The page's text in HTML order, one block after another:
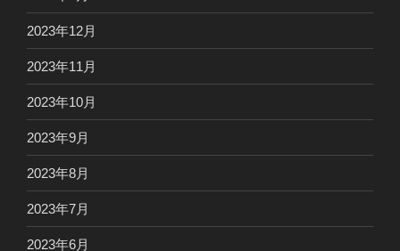
2023年12月
2023年11月
2023年10月
2023年9月
2023年8月
2023年7月
2023年6月